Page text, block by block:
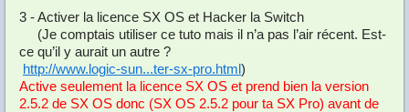
3 - Activer la licence SX OS et Hacker la Switch
(Je comptais utiliser ce tuto mais il n’a pas l’air récent. Est-
ce qu’il y aurait un autre ?
http://www.logic-sun...ter-sx-pro.html )
Active seulement la licence SX OS et prend bien la version
2.5.2 de SX OS donc (SX OS 2.5.2 pour ta SX Pro) avant de